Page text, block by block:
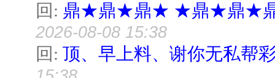
回: 鼎★鼎★鼎★ ★鼎★鼎★
2026-08-08 15:38
回: 顶、早上料、谢你无私帮